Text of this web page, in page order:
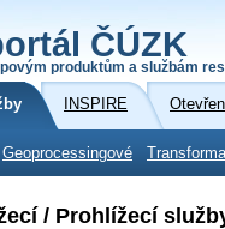
ČÚZK
produktům a službám
INSPIRE
Geoprocessingové
/ Prohlížecí